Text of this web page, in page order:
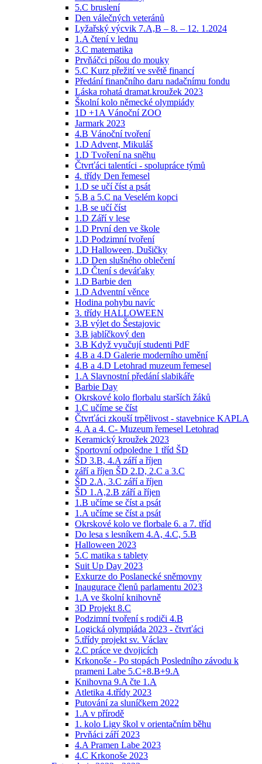
5.C bruslení
Den válečných veteránů
Lyžařský výcvik 7.A,B – 8. – 12. 1.2024
1.A čtení v lednu
3.C matematika
Prvňáčci píšou do mouky
5.C Kurz přežití ve světě financí
Předání finančního daru nadačnímu fondu
Láska rohatá dramat.kroužek 2023
Školní kolo německé olympiády
1D +1A Vánoční ZOO
Jarmark 2023
4.B Vánoční tvoření
1.D Advent, Mikuláš
1.D Tvoření na sněhu
Čtvrťáci talentíci - spolupráce týmů
4. třídy Den řemesel
1.D se učí číst a psát
5.B a 5.C na Veselém kopci
1.B se učí číst
1.D Září v lese
1.D První den ve škole
1.D Podzimní tvoření
1.D Halloween, Dušičky
1.D Den slušného oblečení
1.D Čtení s deváťaky
1.D Barbie den
1.D Adventní věnce
Hodina pohybu navíc
3. třídy HALLOWEEN
3.B výlet do Šestajovic
3.B jablíčkový den
3.B Když vyučují studenti PdF
4.B a 4.D Galerie moderního umění
4.B a 4.D Letohrad muzeum řemesel
1.A Slavnostní předání slabikáře
Barbie Day
Okrskové kolo florbalu starších žáků
1.C učíme se číst
Čtvrťáci zkouší trpělivost - stavebnice KAPLA
4. A a 4. C- Muzeum řemesel Letohrad
Keramický kroužek 2023
Sportovní odpoledne 1 tříd ŠD
ŠD 3.B, 4.A září a říjen
září a říjen ŠD 2.D, 2.C a 3.C
ŠD 2.A, 3.C září a říjen
ŠD 1.A,2.B září a říjen
1.B učíme se číst a psát
1.A učíme se číst a psát
Okrskové kolo ve florbale 6. a 7. tříd
Do lesa s lesníkem 4.A, 4.C, 5.B
Halloween 2023
5.C matika s tablety
Suit Up Day 2023
Exkurze do Poslanecké sněmovny
Inaugurace členů parlamentu 2023
1.A ve školní knihovně
3D Projekt 8.C
Podzimní tvoření s rodiči 4.B
Logická olympiáda 2023 - čtvrťáci
5.třídy projekt sv. Václav
2.C práce ve dvojicích
Krkonoše - Po stopách Posledního závodu k
prameni Labe 5.C+8.B+9.A
Knihovna 9.A čte 1.A
Atletika 4.třídy 2023
Putování za sluníčkem 2022
1.A v přírodě
1. kolo Ligy škol v orientačním běhu
Prvňáci září 2023
4.A Pramen Labe 2023
4.C Krkonoše 2023